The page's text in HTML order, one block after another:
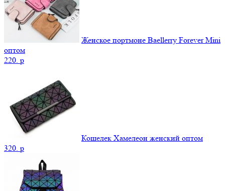
Женское портмоне Baellerry Forever Mini
оптом
220. p
Кошелек Хамелеон женский оптом
320. p